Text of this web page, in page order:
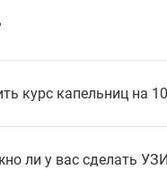
курс капельниц на
ли у вас сделать